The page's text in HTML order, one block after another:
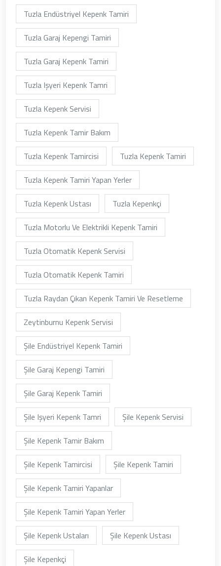
Tuzla Endüstriyel Kepenk Tamiri
Tuzla Garaj Kepengi Tamiri
Tuzla Garaj Kepenk Tamiri
Tuzla Işyeri Kepenk Tamri
Tuzla Kepenk Servisi
Tuzla Kepenk Tamir Bakım
Tuzla Kepenk Tamircisi
Tuzla Kepenk Tamiri
Tuzla Kepenk Tamiri Yapan Yerler
Tuzla Kepenk Ustası
Tuzla Kepenkçi
Tuzla Motorlu Ve Elektrikli Kepenk Tamiri
Tuzla Otomatik Kepenk Servisi
Tuzla Otomatik Kepenk Tamiri
Tuzla Raydan Çıkan Kepenk Tamiri Ve Resetleme
Zeytinburnu Kepenk Servisi
Şile Endüstriyel Kepenk Tamiri
Şile Garaj Kepengi Tamiri
Şile Garaj Kepenk Tamiri
Şile Işyeri Kepenk Tamri
Şile Kepenk Servisi
Şile Kepenk Tamir Bakım
Şile Kepenk Tamircisi
Şile Kepenk Tamiri
Şile Kepenk Tamiri Yapanlar
Şile Kepenk Tamiri Yapan Yerler
Şile Kepenk Ustaları
Şile Kepenk Ustası
Şile Kepenkçi